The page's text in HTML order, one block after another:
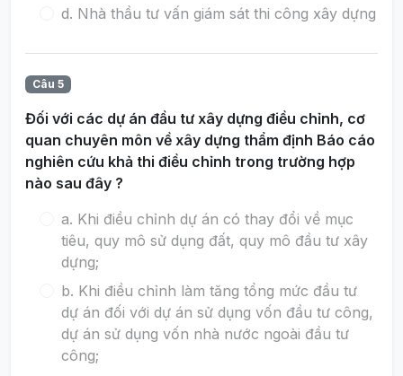
d. Nhà thầu tư vấn giám sát thi công xây dựng
Câu 5
Đối với các dự án đầu tư xây dựng điều chỉnh, cơ
quan chuyên môn về xây dựng thẩm định Báo cáo
nghiên cứu khả thi điều chỉnh trong trường hợp
nào sau đây ?
a. Khi điều chỉnh dự án có thay đổi về mục
tiêu, quy mô sử dụng đất, quy mô đầu tư xây
dựng;
b. Khi điều chỉnh làm tăng tổng mức đầu tư
dự án đối với dự án sử dụng vốn đầu tư công,
dự án sử dụng vốn nhà nước ngoài đầu tư
công;